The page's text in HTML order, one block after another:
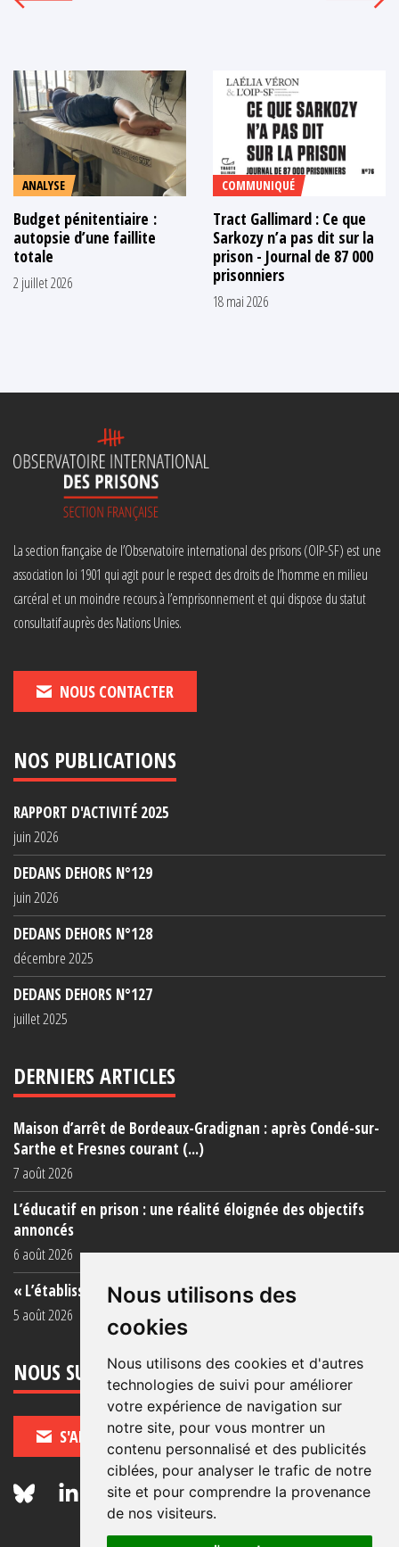
Nous utilisons des
cookies
Nous utilisons des cookies et d'autres
technologies de suivi pour améliorer
votre expérience de navigation sur
notre site, pour vous montrer un
contenu personnalisé et des publicités
ciblées, pour analyser le trafic de notre
site et pour comprendre la provenance
de nos visiteurs.
ANALYSE
Budget pénitentiaire :
autopsie d’une faillite
totale
2 juillet 2026
COMMUNIQUÉ
Tract Gallimard : Ce que
Sarkozy n’a pas dit sur la
prison - Journal de 87 000
prisonniers
18 mai 2026
La section française de l’Observatoire international des prisons (OIP-SF) est une
association loi 1901 qui agit pour le respect des droits de l’homme en milieu
carcéral et un moindre recours à l’emprisonnement et qui dispose du statut
consultatif auprès des Nations Unies.
NOUS CONTACTER
NOS PUBLICATIONS
RAPPORT D'ACTIVITÉ 2025
juin 2026
DEDANS DEHORS N°129
juin 2026
DEDANS DEHORS N°128
décembre 2025
DEDANS DEHORS N°127
juillet 2025
DERNIERS ARTICLES
Maison d’arrêt de Bordeaux-Gradignan : après Condé-sur-
Sarthe et Fresnes courant (...)
7 août 2026
L’éducatif en prison : une réalité éloignée des objectifs
annoncés
6 août 2026
« L’établissement est une porcherie totale »
5 août 2026
NOUS SUIVRE
S'ABONNER